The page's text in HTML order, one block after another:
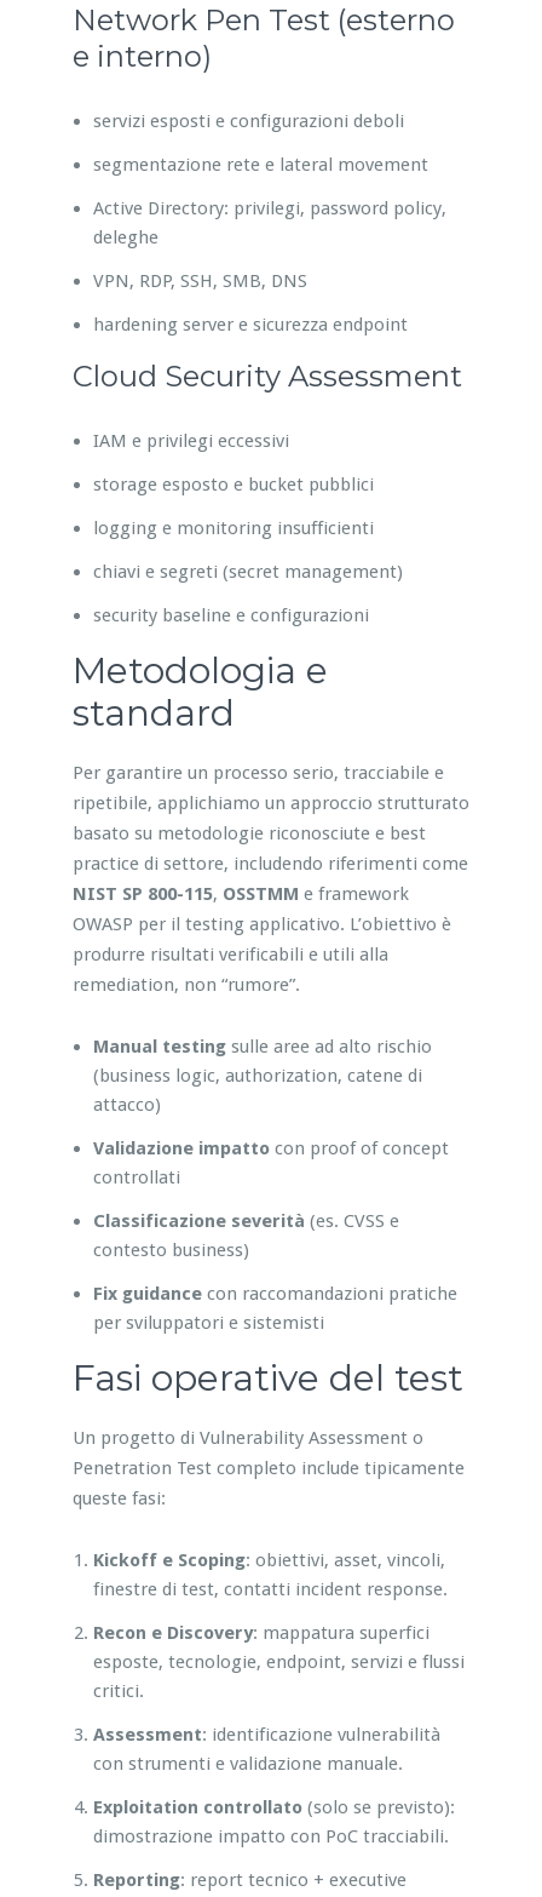
Network Pen Test (esterno
e interno)
servizi esposti e configurazioni deboli
segmentazione rete e lateral movement
Active Directory: privilegi, password policy,
deleghe
VPN, RDP, SSH, SMB, DNS
hardening server e sicurezza endpoint
Cloud Security Assessment
IAM e privilegi eccessivi
storage esposto e bucket pubblici
logging e monitoring insufficienti
chiavi e segreti (secret management)
security baseline e configurazioni
Metodologia e
standard
Per garantire un processo serio, tracciabile e
ripetibile, applichiamo un approccio strutturato
basato su metodologie riconosciute e best
practice di settore, includendo riferimenti come
NIST SP 800-115, OSSTMM e framework
OWASP per il testing applicativo. L’obiettivo è
produrre risultati verificabili e utili alla
remediation, non “rumore”.
Manual testingsulle aree ad alto rischio
(business logic, authorization, catene di
attacco)
Validazione impattocon proof of concept
controllati
Classificazione severità (es. CVSS e
contesto business)
Fix guidancecon raccomandazioni pratiche
per sviluppatori e sistemisti
Fasi operative del test
Un progetto di Vulnerability Assessment o
Penetration Test completo include tipicamente
queste fasi:
Kickoff e Scoping: obiettivi, asset, vincoli,
finestre di test, contatti incident response.
Recon e Discovery: mappatura superfici
esposte, tecnologie, endpoint, servizi e flussi
critici.
Assessment: identificazione vulnerabilità
con strumenti e validazione manuale.
Exploitation controllato(solo se previsto):
dimostrazione impatto con PoC tracciabili.
Reporting: report tecnico + executive